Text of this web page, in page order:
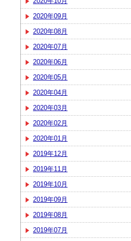
2020年09月
2020年08月
2020年07月
2020年06月
2020年05月
2020年04月
2020年03月
2020年02月
2020年01月
2019年12月
2019年11月
2019年10月
2019年09月
2019年08月
2019年07月